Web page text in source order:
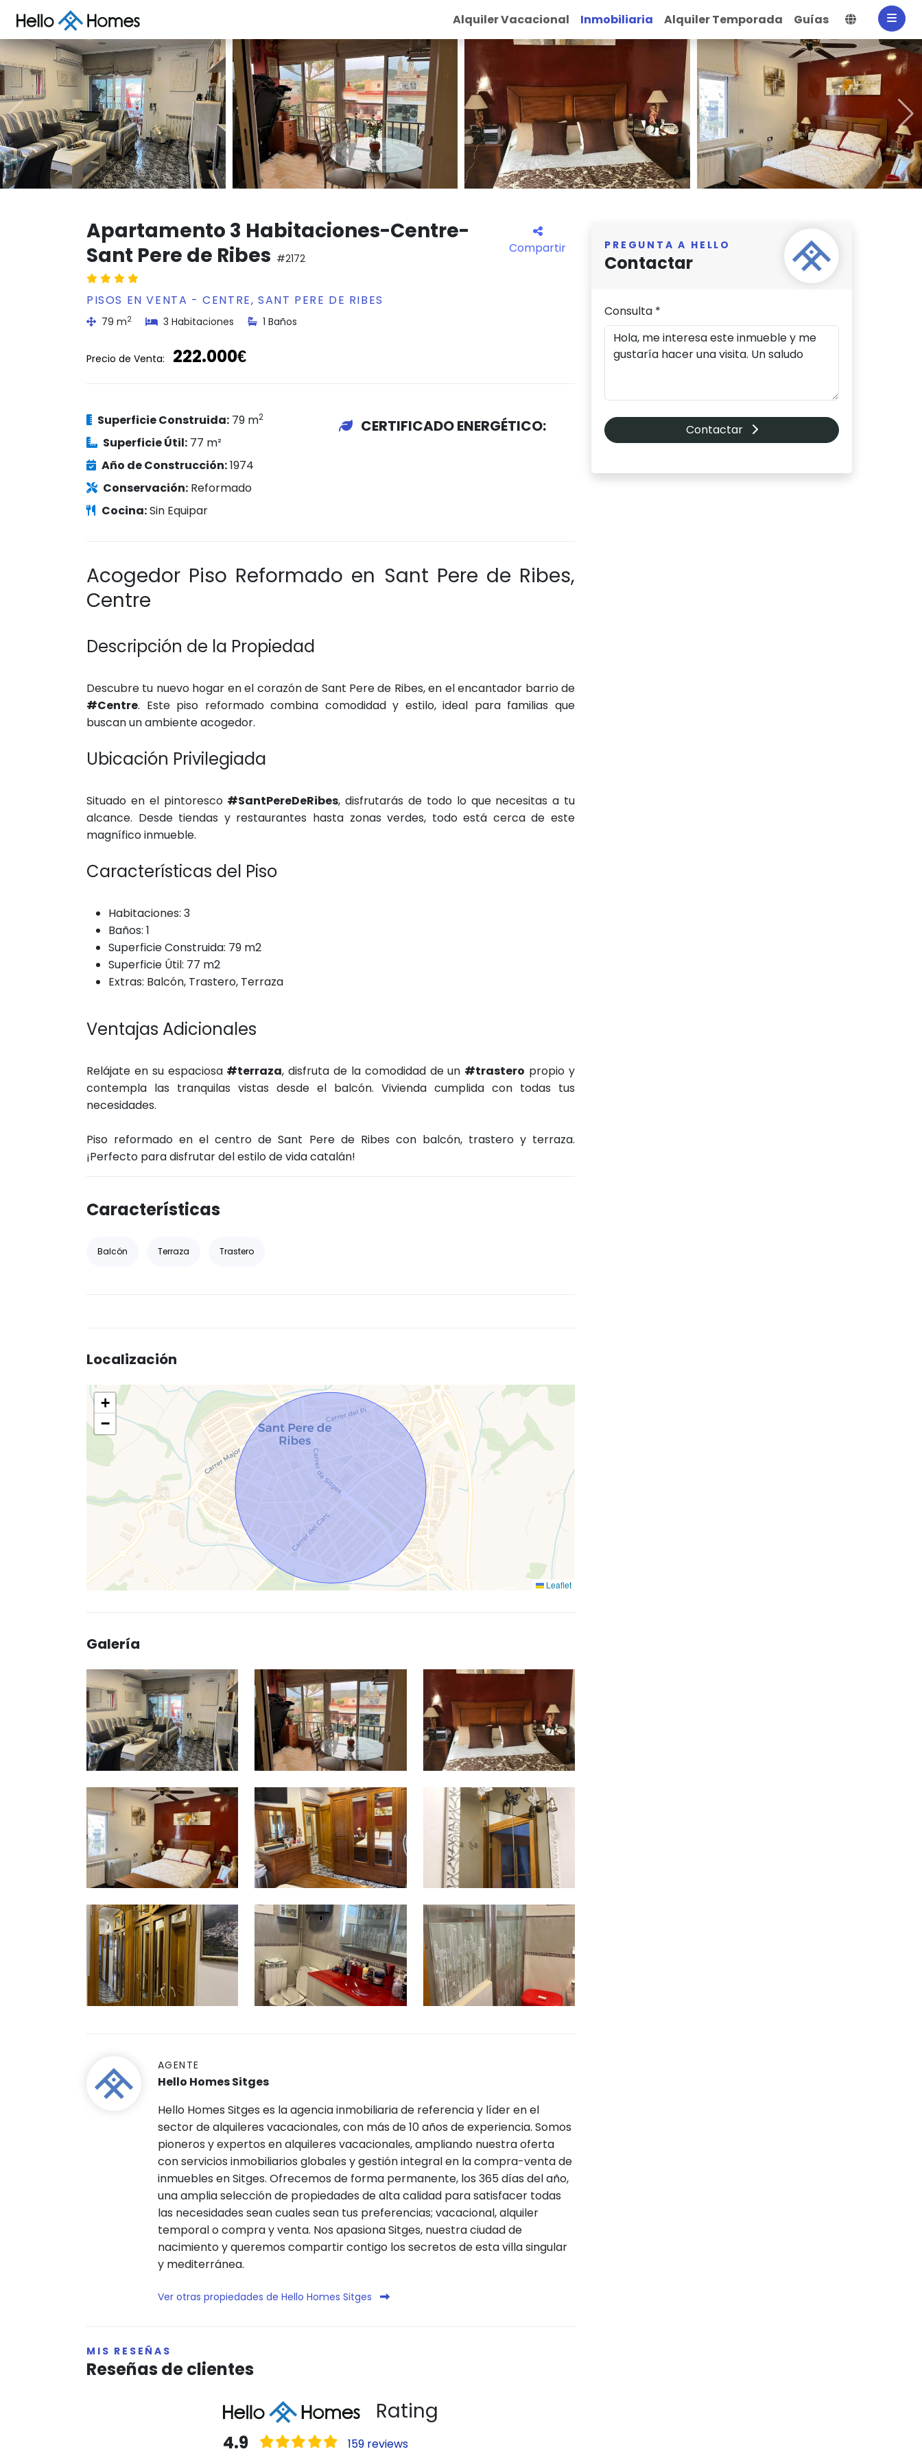
Alquiler Vacacional Inmobiliaria Alquiler Temporada Guías
Apartamento 3 Habitaciones-Centre-
Sant Pere de Ribes #2172
PISOS EN VENTA - CENTRE, SANT PERE DE RIBES
79 m2 3 Habitaciones 1 Baños
Precio de Venta: 222.000€
Compartir
Superficie Construida: 79 m2
Superficie Útil: 77 m²
Año de Construcción:1974
Conservación: Reformado
Cocina:Sin Equipar
CERTIFICADO ENERGÉTICO:
Acogedor Piso Reformado en Sant Pere de Ribes,
Centre
Descripción de la Propiedad
Descubre tu nuevo hogar en el corazón de Sant Pere de Ribes, en el encantador barrio de
#Centre. Este piso reformado combina comodidad y estilo, ideal para familias que
buscan un ambiente acogedor.
Ubicación Privilegiada
Situado en el pintoresco #SantPereDeRibes, disfrutarás de todo lo que necesitas a tu
alcance. Desde tiendas y restaurantes hasta zonas verdes, todo está cerca de este
magnífico inmueble.
Características del Piso
Habitaciones: 3
Baños: 1
Superficie Construida: 79 m2
Superficie Útil: 77 m2
Extras: Balcón, Trastero, Terraza
Ventajas Adicionales
Relájate en su espaciosa #terraza, disfruta de la comodidad de un #trastero propio y
contempla las tranquilas vistas desde el balcón. Vivienda cumplida con todas tus
necesidades.
Piso reformado en el centro de Sant Pere de Ribes con balcón, trastero y terraza.
¡Perfecto para disfrutar del estilo de vida catalán!
Características
Balcón Terraza Trastero
Localización
+
−
Leaflet
Galería
AGENTE
Hello Homes Sitges
Hello Homes Sitges es la agencia inmobiliaria de referencia y líder en el
sector de alquileres vacacionales, con más de 10 años de experiencia. Somos
pioneros y expertos en alquileres vacacionales, ampliando nuestra oferta
con servicios inmobiliarios globales y gestión integral en la compra-venta de
inmuebles en Sitges. Ofrecemos de forma permanente, los 365 días del año,
una amplia selección de propiedades de alta calidad para satisfacer todas
las necesidades sean cuales sean tus preferencias; vacacional, alquiler
temporal o compra y venta. Nos apasiona Sitges, nuestra ciudad de
nacimiento y queremos compartir contigo los secretos de esta villa singular
y mediterránea.
Ver otras propiedades de Hello Homes Sitges
MIS RESEÑAS
Reseñas de clientes
Rating
4.9 159 reviews
PREGUNTA A HELLO
Contactar
Consulta *
Contactar